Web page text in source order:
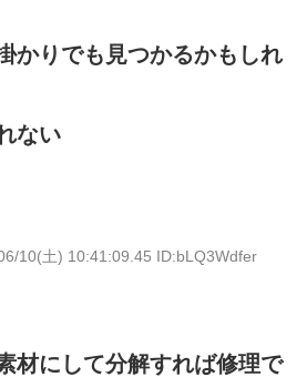
かりでも見つかるかもしれ
ない
10(土) 10:41:09.45 ID:bLQ3Wdfer
材にして分解すれば修理で